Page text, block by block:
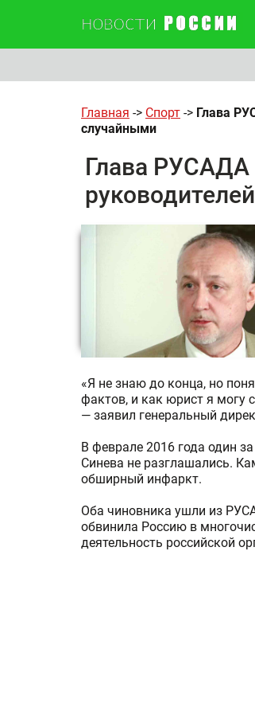
Главная -> Спорт -> Глава
случайными
Глава РУСАДА
«Я не знаю до конца, но
фактов, и как юрист я могу
— заявил генеральный
В феврале 2016 года один
Синева не разглашались.
обширный инфаркт.
Оба чиновника ушли из
обвинила Россию в
деятельность российской